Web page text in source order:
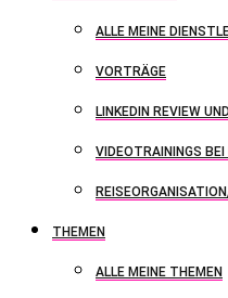
ALLE MEINE
VORTRÄGE
LINKEDIN REVIEW
VIDEOTRAININGS BEI
THEMEN
ALLE MEINE THEMEN